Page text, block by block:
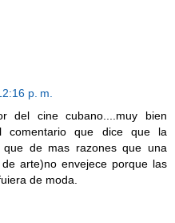
p. m.
del cine cubano....muy bien
comentario que dice que la
que de mas razones que una
arte)no envejece porque las
de moda.